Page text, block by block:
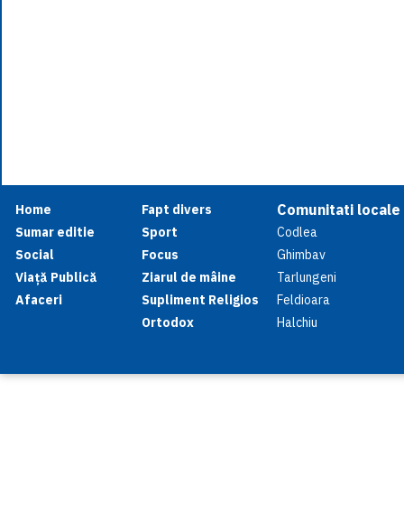
Home
Sumar editie
Social
Viață Publică
Afaceri
Fapt divers
Sport
Focus
Ziarul de mâine
Supliment Religios
Ortodox
Comunitati locale
Codlea
Ghimbav
Tarlungeni
Feldioara
Halchiu